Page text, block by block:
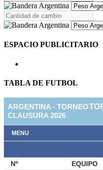
ESPACIO PUBLICITARIO
TABLA DE FUTBOL